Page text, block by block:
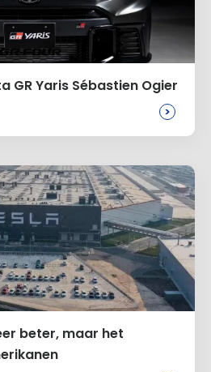
GR Yaris Sébastien Ogier
>
beter, maar het